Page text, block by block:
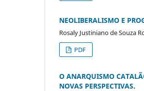
NEOLIBERALISMO E
Rosaly Justiniano de Souza
PDF
O ANARQUISMO
NOVAS PERSPECTIVAS.